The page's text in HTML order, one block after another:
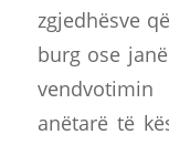
zgjedhësve
burg ose
anëtarë të